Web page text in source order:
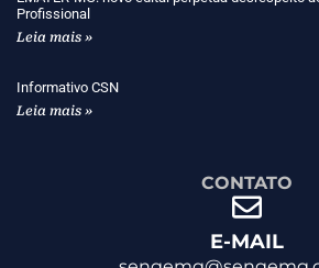
Profissional
Leia mais »
Informativo CSN
Leia mais »
CONTATO
E-MAIL